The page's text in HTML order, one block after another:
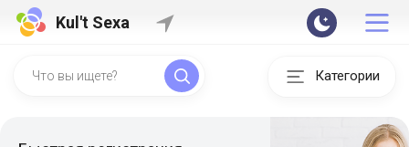
Kul't Sexa
Категории